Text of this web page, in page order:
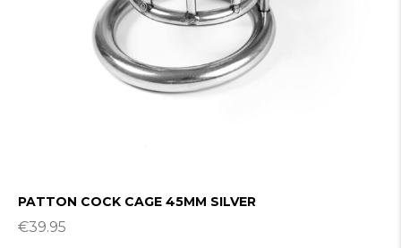
PATTON COCK CAGE 45MM SILVER
€39.95